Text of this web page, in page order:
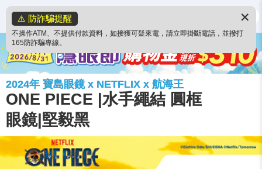
⚠️ 防詐騙提醒
不操作ATM、不提供付款資料，如接獲可疑來電，請立即掛斷電話，並撥打
165防詐騙專線。
✕
2024年 寶島眼鏡 x NETFLIX x 航海王
ONE PIECE |水手繩結 圓框
眼鏡|堅毅黑